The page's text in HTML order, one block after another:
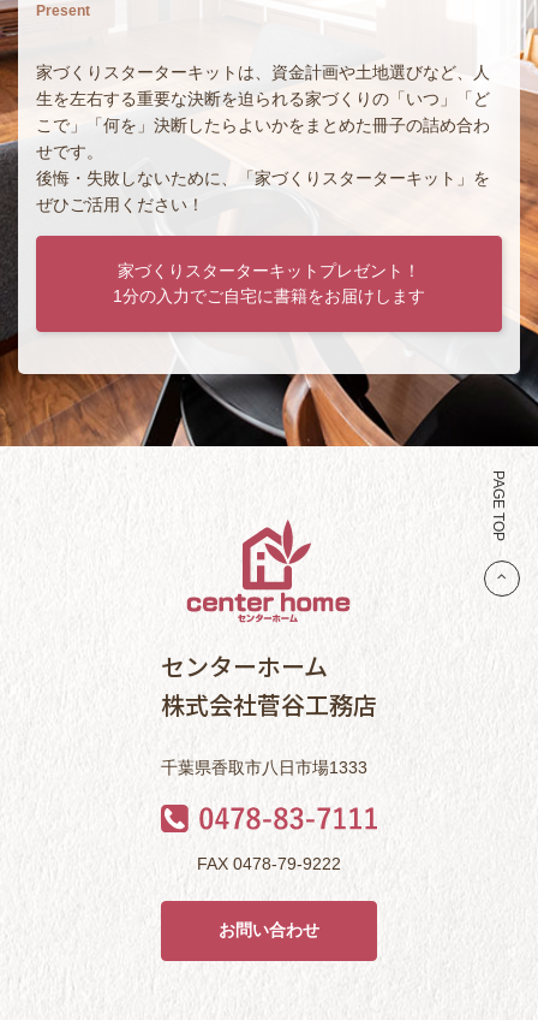
Present
家づくりスターターキットは、資金計画や土地選びなど、人
生を左右する重要な決断を迫られる家づくりの「いつ」「ど
こで」「何を」決断したらよいかをまとめた冊子の詰め合わ
せです。
後悔・失敗しないために、「家づくりスターターキット」を
ぜひご活用ください！
家づくりスターターキットプレゼント！
1分の入力でご自宅に書籍をお届けします
PAGE TOP
センターホーム
株式会社菅谷工務店
千葉県香取市八日市場1333
FAX 0478-79-9222
お問い合わせ